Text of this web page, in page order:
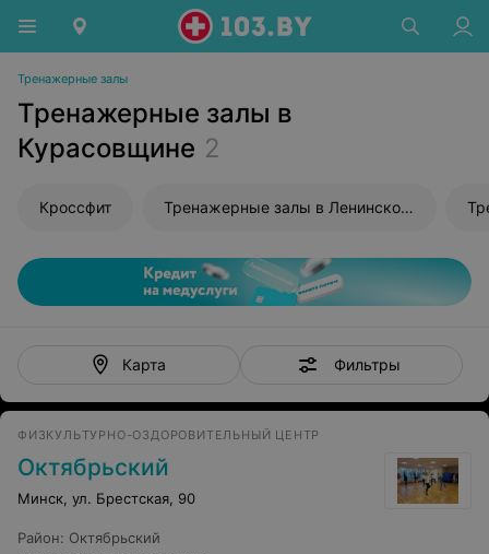
Тренажерные залы
Тренажерные залы в
Курасовщине 2
Кроссфит Тренажерные залы в Ленинском районе
Карта Фильтры
ФИЗКУЛЬТУРНО-ОЗДОРОВИТЕЛЬНЫЙ ЦЕНТР
Октябрьский
Минск, ул. Брестская, 90
Район: Октябрьский